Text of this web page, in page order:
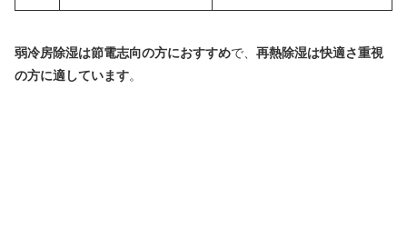
弱冷房除湿は節電志向の方におすすめで、 再熱除湿は快適さ重視
の方に適しています。